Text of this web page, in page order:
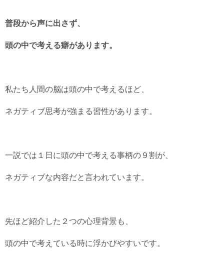
普段から声に出さず、
頭の中で考える癖があります。
私たち人間の脳は頭の中で考えるほど、
ネガティブ思考が強まる習性があります。
一説では１日に頭の中で考える事柄の９割が、
ネガティブな内容だと言われています。
先ほど紹介した２つの心理背景も、
頭の中で考えている時に浮かびやすいです。